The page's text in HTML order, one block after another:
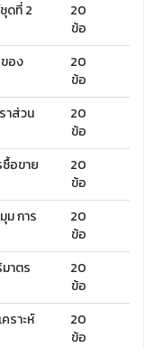
ดที่ 2
20
ข้อ
อง
20
ข้อ
าส่วน
20
ข้อ
อขาย
20
ข้อ
การ
20
ข้อ
าตร
20
ข้อ
ราะห์
20
ข้อ